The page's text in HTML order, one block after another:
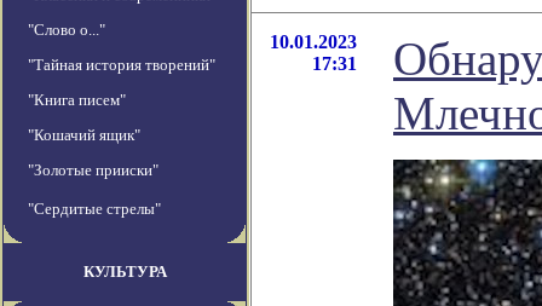
"Слово о..."
"Тайная история творений"
"Книга писем"
"Кошачий ящик"
"Золотые прииски"
"Сердитые стрелы"
КУЛЬТУРА
10.01.2023
17:31